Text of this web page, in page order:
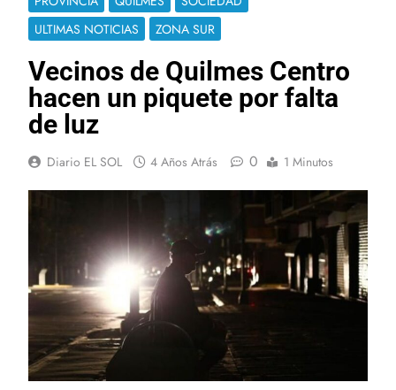
ULTIMAS NOTICIAS
ZONA SUR
Vecinos de Quilmes Centro
hacen un piquete por falta
de luz
Diario EL SOL 4 Años Atrás 0 1 Minutos